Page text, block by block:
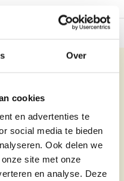
Over
cookies
en advertenties te
social media te bieden
Ook delen we
site met onze
en analyse. Deze
Gratis